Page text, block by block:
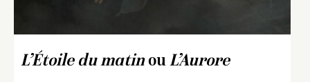
L’Étoile du matinou L’Aurore